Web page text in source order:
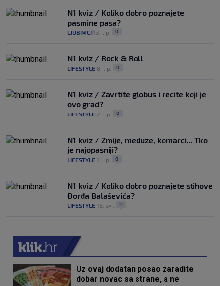
N1 kviz / Koliko dobro poznajete
pasmine pasa?
LJUBIMCI 13. lip. 0
N1 kviz / Rock & Roll
LIFESTYLE 8. lip. 0
N1 kviz / Zavrtite globus i recite koji je
ovo grad?
LIFESTYLE 2. lip. 0
N1 kviz / Zmije, meduze, komarci... Tko
je najopasniji?
LIFESTYLE 1. lip. 0
N1 kviz / Koliko dobro poznajete stihove
Đorđa Balaševića?
LIFESTYLE 18. svi. 11
Uz ovaj dodatan posao zaradite
dobar novac sa strane, a ne